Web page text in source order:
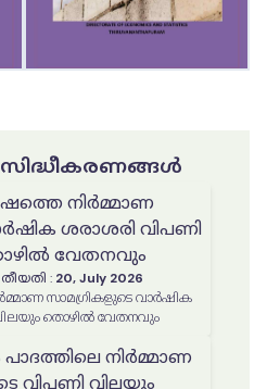
നിർമ്മാണ
ശരാശരി വിപണി
വേതനവും
തീയതി : 20, July 2026
സാമഗ്രികളുടെ വാർഷിക
തൊഴിൽ വേതനവും
പാദത്തിലെ നിർമ്മാണ
വിപണി വിലയും